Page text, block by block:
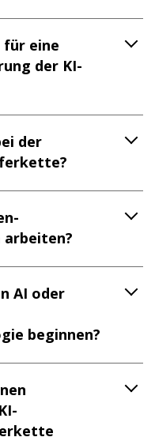
eine
der KI-
der
AI oder
beginnen?